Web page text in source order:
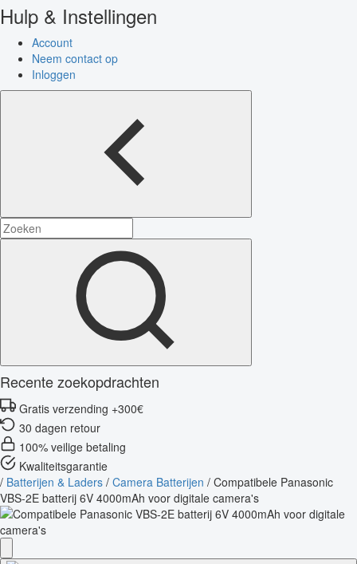
Hulp & Instellingen
Account
Neem contact op
Inloggen
Recente zoekopdrachten
Gratis verzending +300€
30 dagen retour
100% veilige betaling
Kwaliteitsgarantie
/ Batterijen & Laders / Camera Batterijen / Compatibele Panasonic
VBS-2E batterij 6V 4000mAh voor digitale camera's